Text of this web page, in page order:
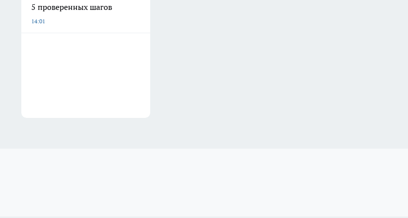
5 проверенных шагов
14:01